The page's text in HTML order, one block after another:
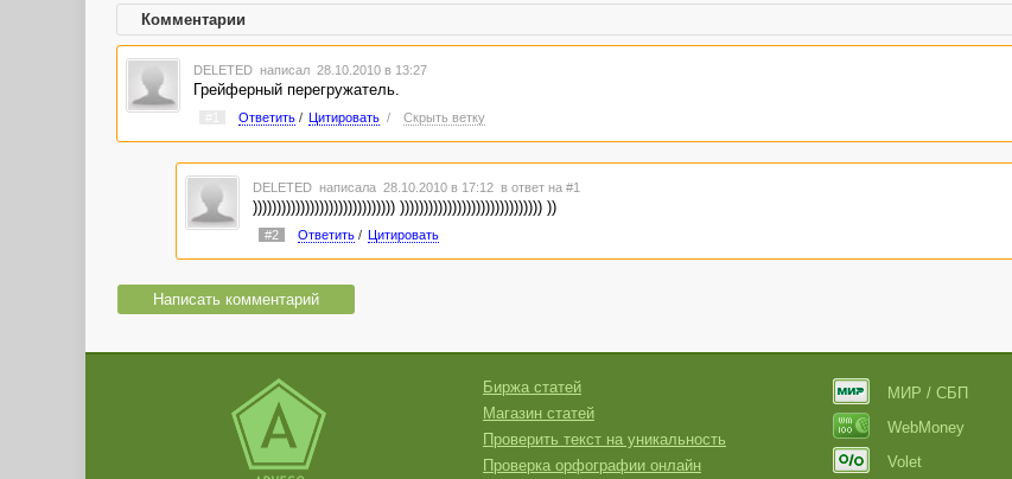
Комментарии
DELETED написал 28.10.2010 в 13:27
Грейферный перегружатель.
Ответить/ Цитировать / Скрыть ветку
DELETED написала 28.10.2010 в 17:12 в ответ на #1
)))))))))))))))))))))))))))))) )))))))))))))))))))))))))))))) ))
#2 Ответить/ Цитировать
Написать комментарий
Биржа статей
Магазин статей
Проверить текст на уникальность
Проверка орфографии онлайн
МИР / СБП
WebMoney
Volet